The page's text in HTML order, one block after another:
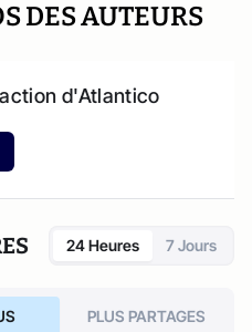
DES AUTEURS
d'Atlantico
24 Heures 7 Jours
PLUS PARTAGES